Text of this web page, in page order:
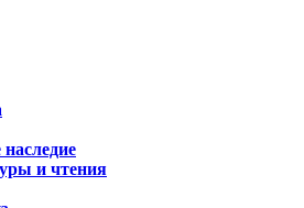
и чтения